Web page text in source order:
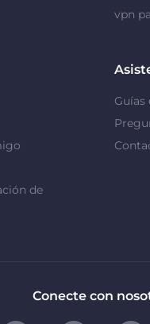
vpn
de
Conecte con